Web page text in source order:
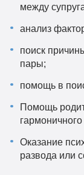
между
анализ
поиск
пары;
помощь в
Помощь
Оказание
развода или